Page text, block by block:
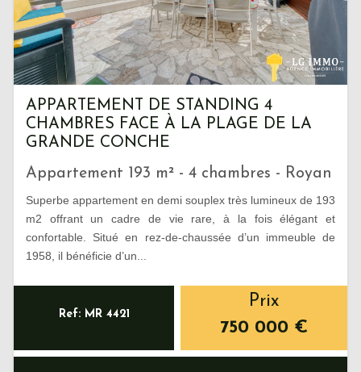
APPARTEMENT DE STANDING 4
CHAMBRES FACE À LA PLAGE DE LA
GRANDE CONCHE
Appartement 193 m² - 4 chambres - Royan
Superbe appartement en demi souplex très lumineux de 193
m2 offrant un cadre de vie rare, à la fois élégant et
confortable. Situé en rez-de-chaussée d’un immeuble de
1958, il bénéficie d’un...
Ref: MR 4421
Prix
750 000 €